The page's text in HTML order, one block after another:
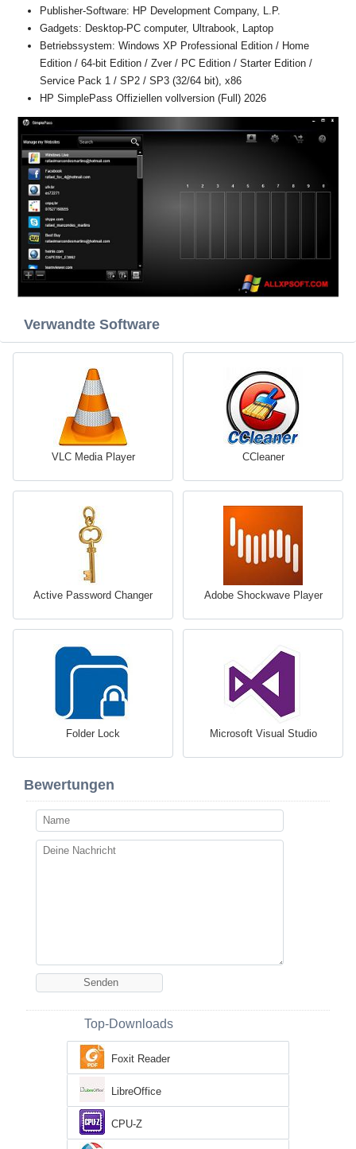
Publisher-Software: HP Development Company, L.P.
Gadgets: Desktop-PC computer, Ultrabook, Laptop
Betriebssystem: Windows XP Professional Edition / Home
Edition / 64-bit Edition / Zver / PC Edition / Starter Edition /
Service Pack 1 / SP2 / SP3 (32/64 bit), x86
HP SimplePass Offiziellen vollversion (Full) 2026
Verwandte Software
VLC Media Player CCleaner
Active Password Changer Adobe Shockwave Player
Folder Lock Microsoft Visual Studio
Bewertungen
Top-Downloads
Foxit Reader
LibreOffice
CPU-Z